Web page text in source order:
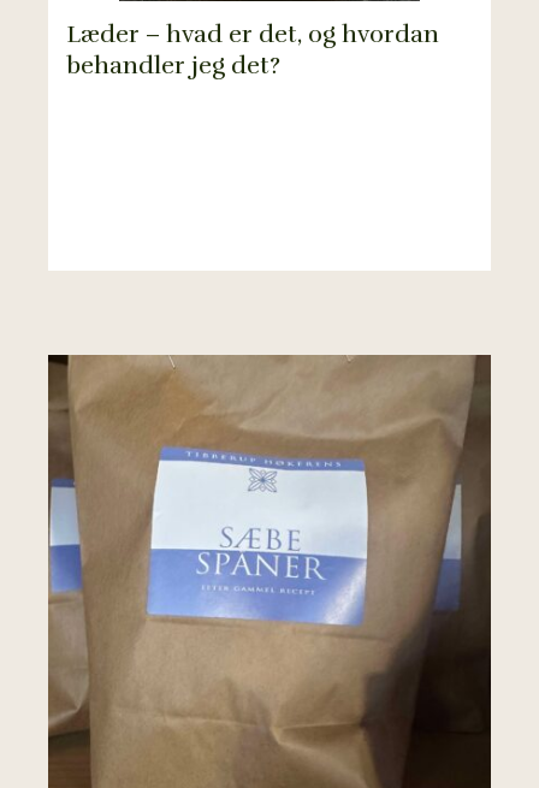
Læder – hvad er det, og hvordan
behandler jeg det?